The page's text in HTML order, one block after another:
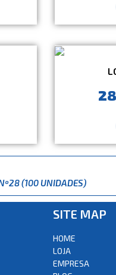
(100 UNIDADES)
SITE MAP
HOME
LOJA
EMPRESA